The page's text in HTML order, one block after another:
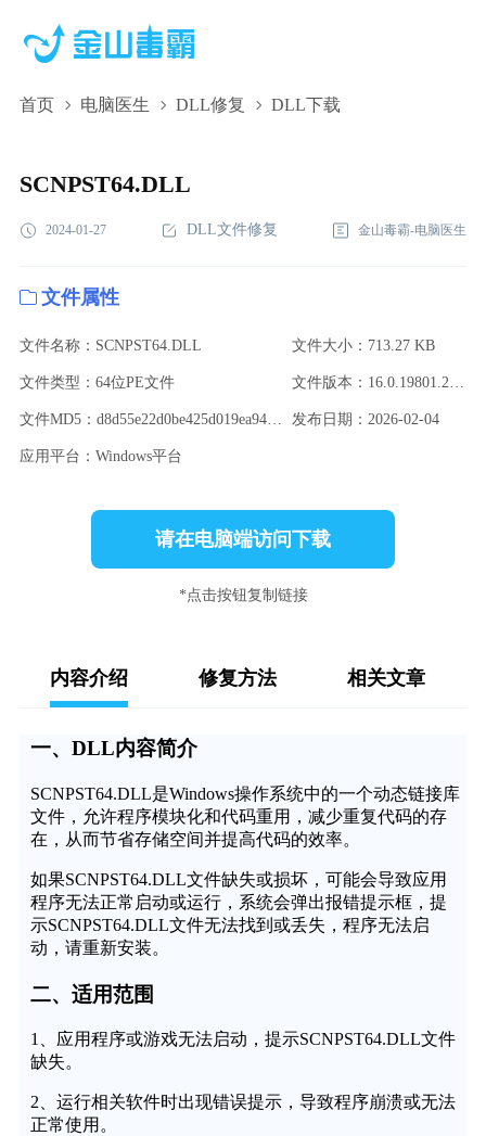
首页 电脑医生 DLL修复 DLL下载
SCNPST64.DLL,SCNPST64.DLL下载,SCNPST64.DLL修复
SCNPST64.DLL
2024-01-27 DLL文件修复 金山毒霸-电脑医生
文件属性
文件名称：SCNPST64.DLL 文件大小：713.27 KB
文件类型：64位PE文件 文件版本：16.0.19801.20000
文件MD5：d8d55e22d0be425d019ea940736dd975 发布日期：2026-02-04
应用平台：Windows平台
请在电脑端访问下载
*点击按钮复制链接
内容介绍 修复方法 相关文章
一、DLL内容简介
SCNPST64.DLL是Windows操作系统中的一个动态链接库
文件，允许程序模块化和代码重用，减少重复代码的存
在，从而节省存储空间并提高代码的效率。
如果SCNPST64.DLL文件缺失或损坏，可能会导致应用
程序无法正常启动或运行，系统会弹出报错提示框，提
示SCNPST64.DLL文件无法找到或丢失，程序无法启
动，请重新安装。
二、适用范围
1、应用程序或游戏无法启动，提示SCNPST64.DLL文件
缺失。
2、运行相关软件时出现错误提示，导致程序崩溃或无法
正常使用。